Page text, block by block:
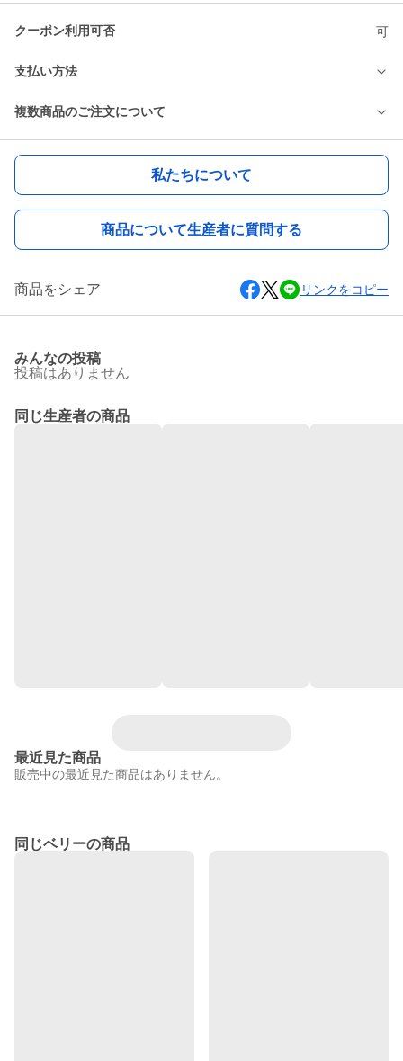
クーポン利用可否 可
支払い方法
複数商品のご注文について
私たちについて
商品について生産者に質問する
商品をシェア リンクをコピー
みんなの投稿
投稿はありません
同じ生産者の商品
最近見た商品
販売中の最近見た商品はありません。
同じベリーの商品